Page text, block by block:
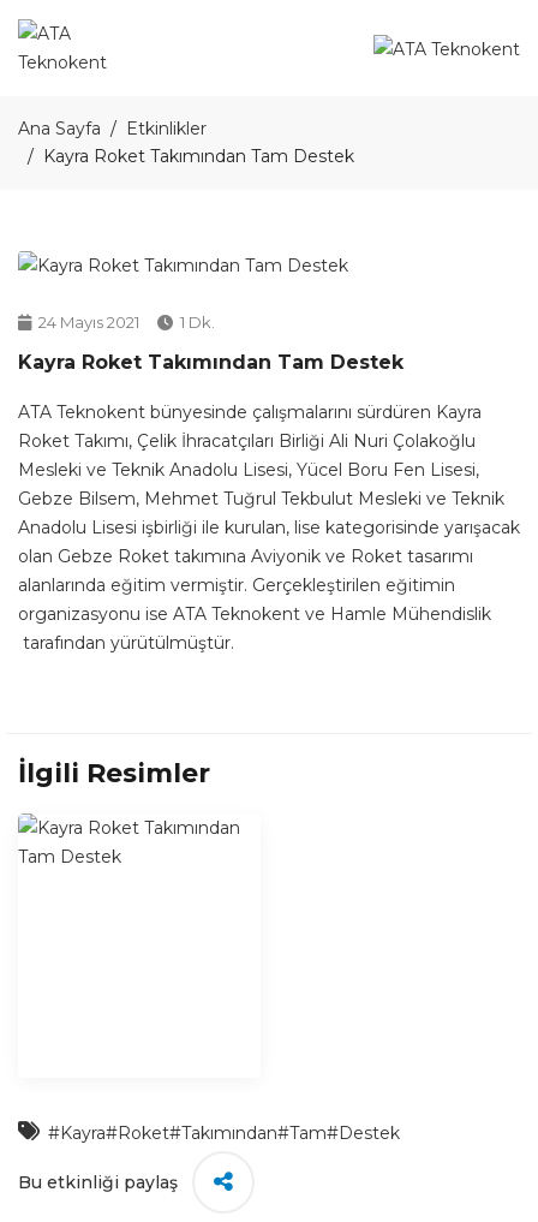
Ana Sayfa
Etkinlikler
Kayra Roket Takımından Tam Destek
24 Mayıs 2021 1 Dk.
Kayra Roket Takımından Tam Destek
ATA Teknokent bünyesinde çalışmalarını sürdüren Kayra
Roket Takımı, Çelik İhracatçıları Birliği Ali Nuri Çolakoğlu
Mesleki ve Teknik Anadolu Lisesi, Yücel Boru Fen Lisesi,
Gebze Bilsem, Mehmet Tuğrul Tekbulut Mesleki ve Teknik
Anadolu Lisesi işbirliği ile kurulan, lise kategorisinde yarışacak
olan Gebze Roket takımına Aviyonik ve Roket tasarımı
alanlarında eğitim vermiştir. Gerçekleştirilen eğitimin
organizasyonu ise ATA Teknokent ve Hamle Mühendislik
tarafından yürütülmüştür.
İlgili Resimler
#Kayra#Roket#Takımından#Tam#Destek
Bu etkinliği paylaş